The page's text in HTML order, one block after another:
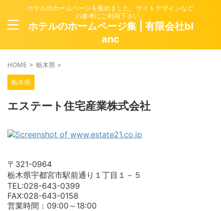
ホテルのホームページを集めました。サイトデザインなど
の参考にご利用下さい。
ホテルのホームページ集 | 有限会社bl
anc
HOME > 栃木県 >
栃木県
エステート住宅産業株式会社
〒321-0964
栃木県宇都宮市駅前通り１丁目１－５
TEL:028-643-0399
FAX:028-643-0158
営業時間：09:00～18:00